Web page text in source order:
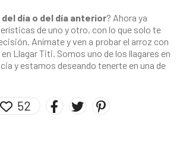
día o del día anterior? Ahora ya
de uno y otro, con lo que solo te
Anímate y ven a probar el arroz con
Llagar Titi . Somos uno de los llagares en
y estamos deseando tenerte en una de
52